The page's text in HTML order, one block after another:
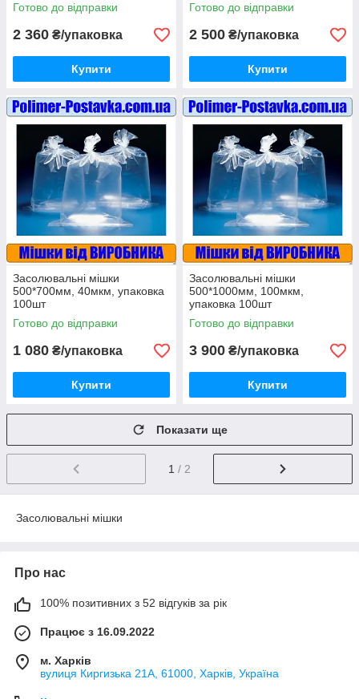
Готово до відправки
2 360 ₴/упаковка
Купити
Готово до відправки
2 500 ₴/упаковка
Купити
Засолювальні мішки
500*700мм, 40мкм, упаковка
100шт
Готово до відправки
1 080 ₴/упаковка
Купити
Засолювальні мішки
500*1000мм, 100мкм,
упаковка 100шт
Готово до відправки
3 900 ₴/упаковка
Купити
Показати ще
1 / 2
Засолювальні мішки
Про нас
100% позитивних з 52 відгуків за рік
Працює з 16.09.2022
м. Харків
вулиця Киргизька 21А, 61000, Харків, Україна